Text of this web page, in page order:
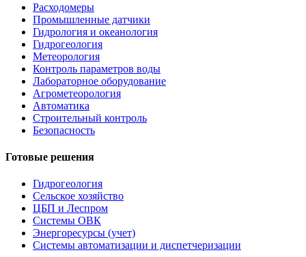
Расходомеры
Промышленные датчики
Гидрология и океанология
Гидрогеология
Метеорология
Контроль параметров воды
Лабораторное оборудование
Агрометеорология
Автоматика
Строительный контроль
Безопасность
Готовые решения
Гидрогеология
Сельское хозяйство
ЦБП и Леспром
Системы ОВК
Энергоресурсы (учет)
Системы автоматизации и диспетчеризации